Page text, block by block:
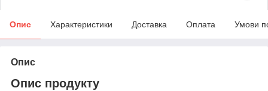
Опис Характеристики Доставка Оплата Умови
Опис
Опис продукту